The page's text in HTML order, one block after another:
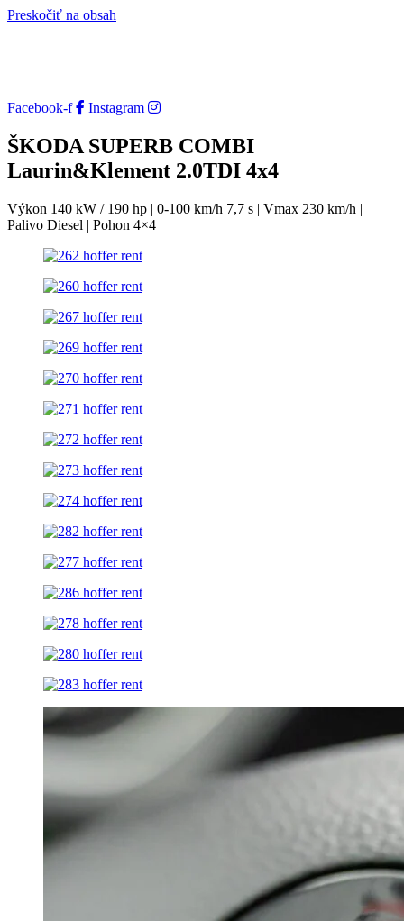
Preskočiť na obsah
Facebook-f Instagram
ŠKODA SUPERB COMBI
Laurin&Klement 2.0TDI 4x4
Výkon 140 kW / 190 hp | 0-100 km/h 7,7 s | Vmax 230 km/h |
Palivo Diesel | Pohon 4×4